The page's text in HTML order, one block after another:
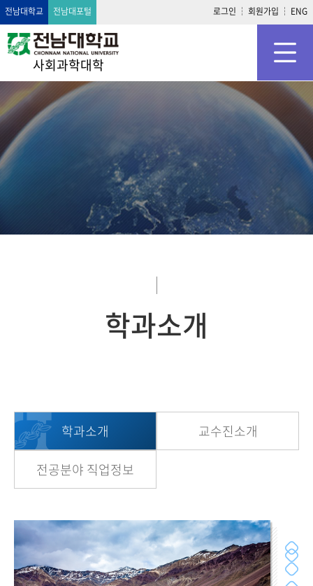
전남대학교 전남대포털 로그인 회원가입 ENG
사회과학대학
학과소개
학과소개 교수진소개
전공분야 직업정보